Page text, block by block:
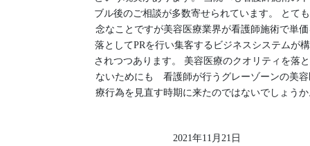
ブル後のご相談が多数寄せられています。 とて
念なことですが美容医療業界が看護師施術で単
落としてPRを行い集客するビジネスシステムが
されつつあります。 美容医療のクオリティを落
ないためにも 看護師が行うグレーゾーンの美容
療行為を見直す時期に来たのではないでしょう
2021年11月21日